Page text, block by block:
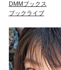
DMMブックス
ブックライブ